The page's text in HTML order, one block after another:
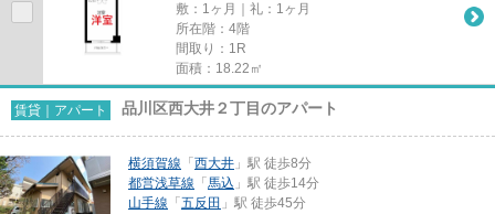
敷：1ヶ月｜礼：1ヶ月
所在階：4階
間取り：1R
面積：18.22㎡
賃貸｜アパート 品川区西大井２丁目のアパート
横須賀線 「 西大井 」駅 徒歩8分
都営浅草線 「 馬込 」駅 徒歩14分
山手線 「 五反田 」駅 徒歩45分